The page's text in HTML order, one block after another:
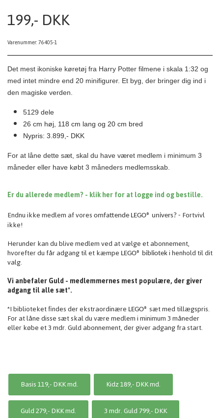
199,- DKK
Varenummer: 76405-1
Det mest ikoniske køretøj fra Harry Potter filmene i skala 1:32 og
med intet mindre end 20 minifigurer. Et byg, der bringer dig ind i
den magiske verden.
5129 dele
26 cm høj, 118 cm lang og 20 cm bred
Nypris: 3.899,- DKK
For at låne dette sæt, skal du have været medlem i minimum 3
måneder eller have købt 3 måneders medlemsskab.
Er du allerede medlem? - klik her for at logge ind og bestille.
Endnu ikke medlem af vores omfattende LEGO® univers? - Fortvivl
ikke!
Herunder kan du blive medlem ved at vælge et abonnement,
hvorefter du får adgang til et kæmpe LEGO® bibliotek i henhold til dit
valg.
Vi anbefaler Guld - medlemmernes mest populære, der giver
adgang til alle sæt*.
*I biblioteket findes der ekstraordinære LEGO® sæt med tillægspris.
For at låne disse sæt skal du være medlem i minimum 3 måneder
eller købe et 3 mdr. Guld abonnement, der giver adgang fra start.
Basis 119,- DKK md.
Kidz 189,- DKK md.
Guld 279,- DKK md.
3 mdr. Guld 799,- DKK